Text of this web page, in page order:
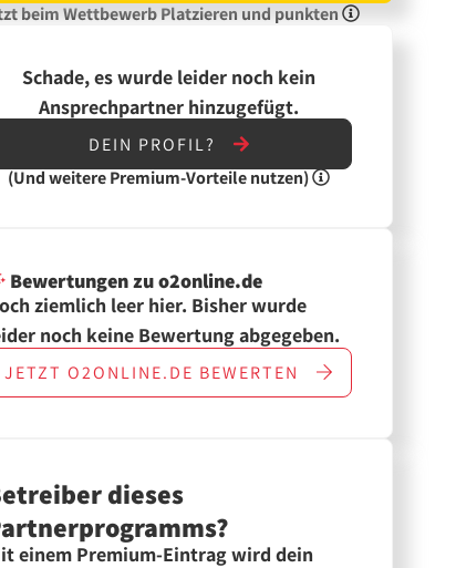
beim Wettbewerb Platzieren und punkten
Schade, es wurde leider noch kein
Ansprechpartner hinzugefügt.
DEIN PROFIL?
(UndweiterePremium-Vorteile nutzen)
Bewertungenzu o2online.de
ziemlich leer hier. Bisher wurde
noch keine Bewertung abgegeben.
JETZT O2ONLINE.DE BEWERTEN
dieses
einem Premium-Eintrag wird dein